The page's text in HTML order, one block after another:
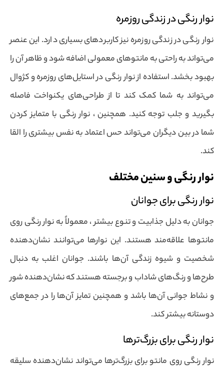
نوار رنگی در زندگی روزمره
نوار رنگی در زندگی روزمره نیز کاربردهای بسیاری دارد. این عنصر
می‌تواند به راحتی به مانتوهای معمولی اضافه شود و ظاهر آن را
بهبود بخشد. استفاده از نوار رنگی در استایل‌های روزمره و کژوال
می‌تواند به شما کمک کند تا از طراحی‌های یکنواخت فاصله
بگیرید و جلب توجه کنید. همچنین ، نوار رنگی با متمایز کردن
شما در بین دیگران می‌تواند حس اعتماد به نفس بیشتری را القا
کند.
نوار رنگی و سنین مختلف
نوار رنگی برای جوانان
جوانان به دلیل جذابیت و تنوع بیشتر ، معمولاً به نوار رنگی روی
مانتوها علاقه‌مند هستند. این نوارها می‌توانند نشان‌دهنده
شخصیت و شیوه زندگی آن‌ها باشند. جوانان اغلب به دنبال
طرح‌ها و رنگ‌های شاداب و برجسته هستند که نشان‌دهنده شور
و نشاط جوانی آن‌ها باشد و همچنین تمایز آن‌ها را در جمع‌های
دوستانه بیشتر کند.
نوار رنگی برای بزرگ‌ترها
نوار رنگی روی مانتو برای بزرگ‌ترها می‌تواند نشان‌دهنده سلیقه